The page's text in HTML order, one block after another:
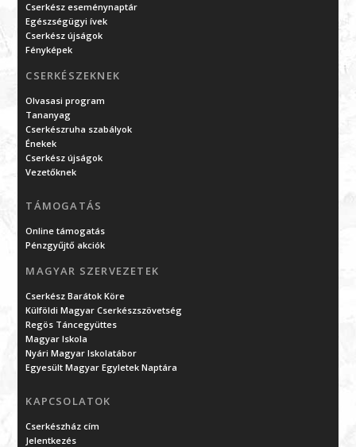
Cserkész eseménynaptár
Egészségügyi ívek
Cserkész újságok
Fényképek
CSERKÉSZEKNEK
Olvasasi program
Tananyag
Cserkészruha szabályok
Énekek
Cserkész újságok
Vezetőknek
TÁMOGATÁS
Online támogatás
Pénzgyűjtő akciók
MAGYAR SZERVEZETEK
Cserkész Barátok Köre
Külföldi Magyar Cserkészszövetség
Regös Táncegyüttes
Magyar Iskola
Nyári Magyar Iskolatábor
Egyesült Magyar Egyletek Naptára
KAPCSOLATOK
Cserkészház cím
Jelentkezés